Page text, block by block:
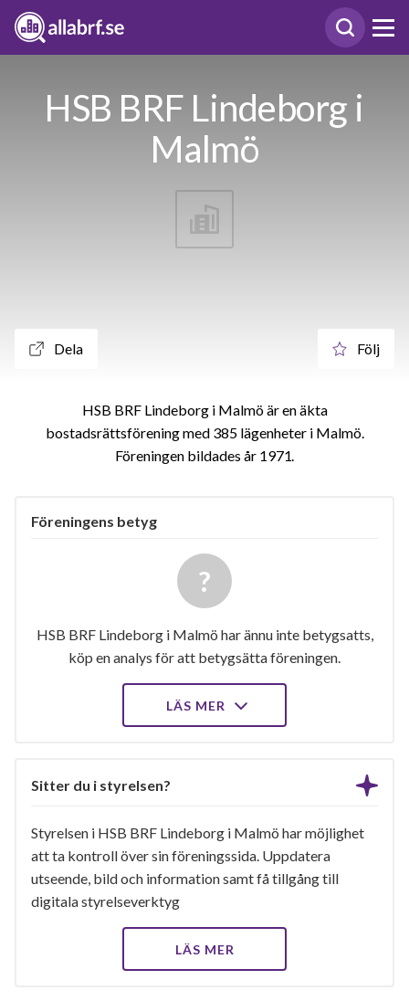
HSB BRF Lindeborg i
Malmö
Dela Följ
HSB BRF Lindeborg i Malmö är en äkta
bostadsrättsförening med 385 lägenheter i Malmö.
Föreningen bildades år 1971
Föreningens betyg
HSB BRF Lindeborg i Malmö har ännu inte betygsatts,
köp en analys för att betygsätta föreningen.
LÄS MER
Sitter du i styrelsen?
Styrelsen i HSB BRF Lindeborg i Malmö har möjlighet
att ta kontroll över sin föreningssida. Uppdatera
utseende, bild och information samt få tillgång till
digitala styrelseverktyg
LÄS MER